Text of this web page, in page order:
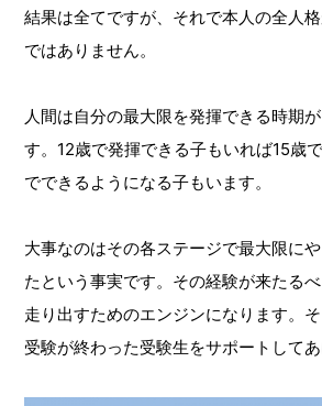
結果は全てですが、それで本人の全人
ではありません。
人間は自分の最大限を発揮できる時期
す。12歳で発揮できる子もいれば15歳
でできるようになる子もいます。
大事なのはその各ステージで最大限に
たという事実です。その経験が来たる
走り出すためのエンジンになります。
受験が終わった受験生をサポートしてあ